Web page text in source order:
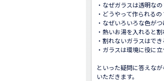
・なぜガラスは透明なの
・どうやって作られるの
・なぜいろいろな色が
・熱いお湯を入れると
・割れないガラスはでき
・ガラスは環境に役に立
といった疑問に答えな
いただきます。